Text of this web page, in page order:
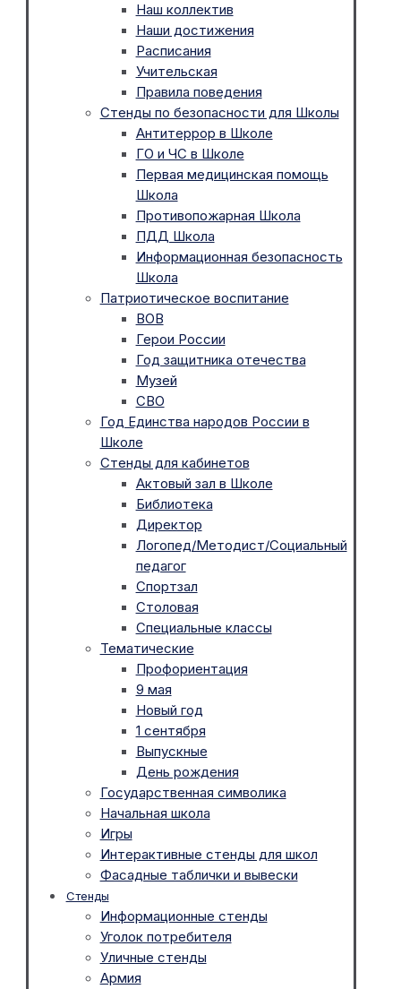
Наш коллектив
Наши достижения
Расписания
Учительская
Правила поведения
Стенды по безопасности для Школы
Антитеррор в Школе
ГО и ЧС в Школе
Первая медицинская помощь
Школа
Противопожарная Школа
ПДД Школа
Информационная безопасность
Школа
Патриотическое воспитание
ВОВ
Герои России
Год защитника отечества
Музей
СВО
Год Единства народов России в
Школе
Стенды для кабинетов
Актовый зал в Школе
Библиотека
Директор
Логопед/Методист/Социальный
педагог
Спортзал
Столовая
Специальные классы
Тематические
Профориентация
9 мая
Новый год
1 сентября
Выпускные
День рождения
Государственная символика
Начальная школа
Игры
Интерактивные стенды для школ
Фасадные таблички и вывески
Стенды
Информационные стенды
Уголок потребителя
Уличные стенды
Армия